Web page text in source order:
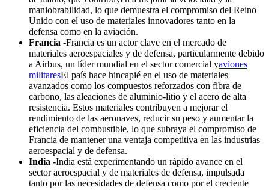
maniobrabilidad, lo que demuestra el compromiso del Reino
Unido con el uso de materiales innovadores tanto en la
defensa como en la aviación.
Francia -Francia es un actor clave en el mercado de
materiales aeroespaciales y de defensa, particularmente debido
a Airbus, un líder mundial en el sector comercial yaviones
militaresEl país hace hincapié en el uso de materiales
avanzados como los compuestos reforzados con fibra de
carbono, las aleaciones de aluminio-litio y el acero de alta
resistencia. Estos materiales contribuyen a mejorar el
rendimiento de las aeronaves, reducir su peso y aumentar la
eficiencia del combustible, lo que subraya el compromiso de
Francia de mantener una ventaja competitiva en las industrias
aeroespacial y de defensa.
India -India está experimentando un rápido avance en el
sector aeroespacial y de materiales de defensa, impulsada
tanto por las necesidades de defensa como por el creciente